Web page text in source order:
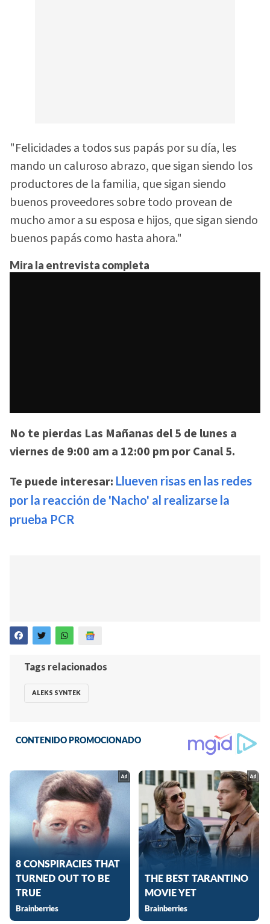
"Felicidades a todos sus papás por su día, les
mando un caluroso abrazo, que sigan siendo los
productores de la familia, que sigan siendo
buenos proveedores sobre todo provean de
mucho amor a su esposa e hijos, que sigan siendo
buenos papás como hasta ahora."
Mira la entrevista completa
No te pierdas Las Mañanas del 5 de lunes a
viernes de 9:00 am a 12:00 pm por Canal 5.
Te puede interesar: Llueven risas en las redes
por la reacción de 'Nacho' al realizarse la
prueba PCR
Tags relacionados
ALEKS SYNTEK